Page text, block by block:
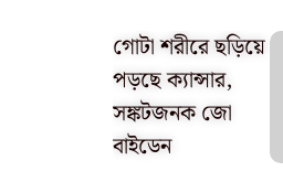
গোটা শরীরে ছড়িয়ে
পড়ছে ক্যান্সার,
সঙ্কটজনক জো
বাইডেন